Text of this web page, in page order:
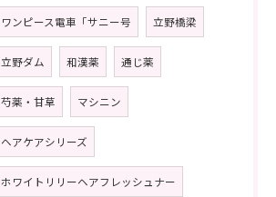
ワンピース電車「サニー号 立野橋梁
立野ダム 和漢薬 通じ薬
芍薬・甘草 マシニン
ヘアケアシリーズ
ホワイトリリーヘアフレッシュナー